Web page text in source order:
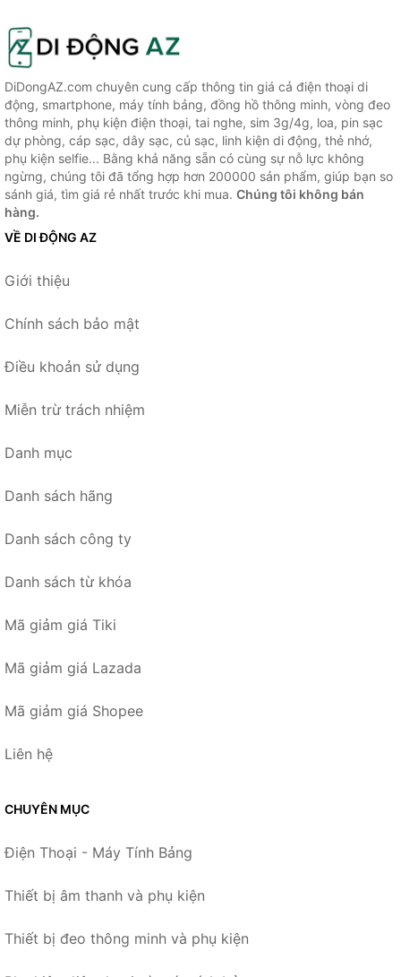
DiDongAZ.com chuyên cung cấp thông tin giá cả điện thoại di
động, smartphone, máy tính bảng, đồng hồ thông minh, vòng đeo
thông minh, phụ kiện điện thoại, tai nghe, sim 3g/4g, loa, pin sạc
dự phòng, cáp sạc, dây sạc, củ sạc, linh kiện di động, thẻ nhớ,
phụ kiện selfie... Bằng khả năng sẵn có cùng sự nỗ lực không
ngừng, chúng tôi đã tổng hợp hơn 200000 sản phẩm, giúp bạn so
sánh giá, tìm giá rẻ nhất trước khi mua. Chúng tôi không bán
hàng.
VỀ DI ĐỘNG AZ
Giới thiệu
Chính sách bảo mật
Điều khoản sử dụng
Miễn trừ trách nhiệm
Danh mục
Danh sách hãng
Danh sách công ty
Danh sách từ khóa
Mã giảm giá Tiki
Mã giảm giá Lazada
Mã giảm giá Shopee
Liên hệ
CHUYÊN MỤC
Điện Thoại - Máy Tính Bảng
Thiết bị âm thanh và phụ kiện
Thiết bị đeo thông minh và phụ kiện